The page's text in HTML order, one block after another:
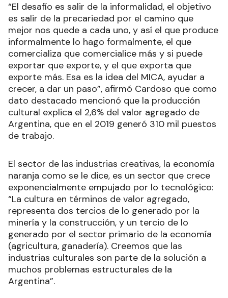
“El desafío es salir de la informalidad, el objetivo
es salir de la precariedad por el camino que
mejor nos quede a cada uno, y así el que produce
informalmente lo hago formalmente, el que
comercializa que comercialice más y si puede
exportar que exporte, y el que exporta que
exporte más. Esa es la idea del MICA, ayudar a
crecer, a dar un paso”, afirmó Cardoso que como
dato destacado mencionó que la producción
cultural explica el 2,6% del valor agregado de
Argentina, que en el 2019 generó 310 mil puestos
de trabajo.
El sector de las industrias creativas, la economía
naranja como se le dice, es un sector que crece
exponencialmente empujado por lo tecnológico:
“La cultura en términos de valor agregado,
representa dos tercios de lo generado por la
minería y la construcción, y un tercio de lo
generado por el sector primario de la economía
(agricultura, ganadería). Creemos que las
industrias culturales son parte de la solución a
muchos problemas estructurales de la
Argentina”.